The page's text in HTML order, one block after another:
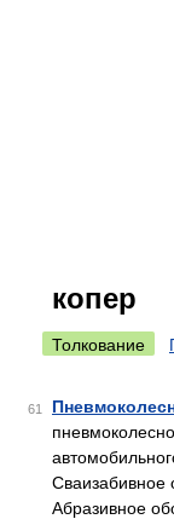
копер
Толкование
61
Сваизабивное
Абразивное